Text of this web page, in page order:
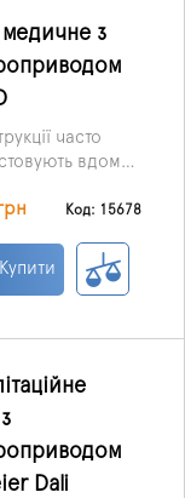
з
часто
вдома
значною
а також
життя не
Код: 15678
Купити
Dali